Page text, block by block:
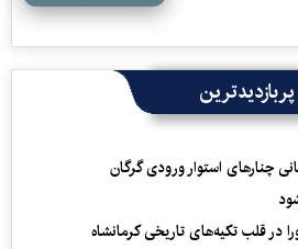
پربازدیدترین
چنارهای استوار ورودی گرگان
در قلب تکیه‌های تاریخی کرمانشاه